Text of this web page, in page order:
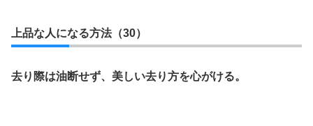
上品な人になる方法（30）
去り際は油断せず、美しい去り方を心がける。